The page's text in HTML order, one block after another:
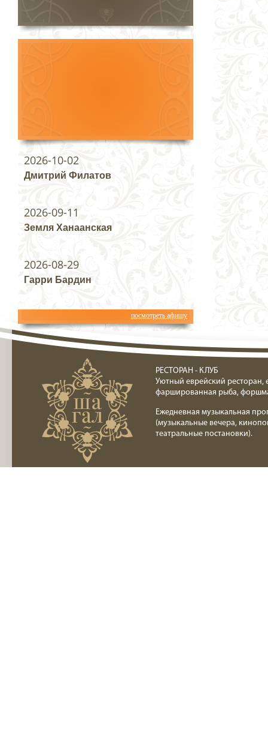
2026-10-02
Дмитрий Филатов
2026-09-11
Земля Ханаанская
2026-08-29
Гарри Бардин
посмотреть афишу
Ресторан клуб Шагал
РЕСТОРАН - КЛУБ
Уютный еврейский ресторан,
фаршированная рыба,
Ежедневная музыкальная
(музыкальные вечера,
театральные постановки).